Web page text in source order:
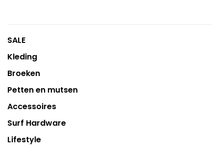
SALE
Kleding
Broeken
Petten en mutsen
Accessoires
Surf Hardware
Lifestyle